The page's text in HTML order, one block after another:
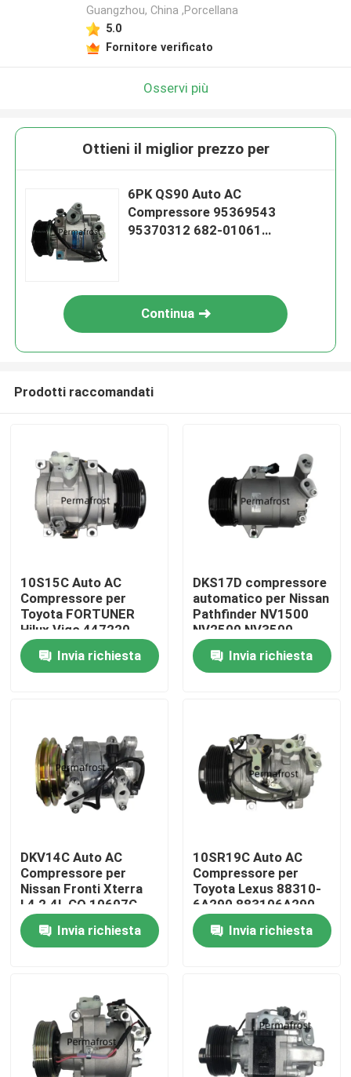
Casa
Chi siamo
Prodotti
Compressore automatico di corrente alternata
Compressore di aria condizionata
Compressore CA del veicolo
Compressore di aria condizionata per auto
Guangzhou, China ,Porcellana
5.0
Fornitore verificato
Osservi più
Ottieni il miglior prezzo per
6PK QS90 Auto AC
Compressore 95369543
95370312 682-01061
Continua
Prodotti raccomandati
10S15C Auto AC
Compressore per
Toyota FORTUNER
Hilux Vigo 447220-
4713 447190-3170
447190-3230
Invia richiesta
DKS17D compressore
automatico per Nissan
Pathfinder NV1500
NV2500 NV3500
92600-ZL90B 92600-
ZP80AInvia richiesta
DKV14C Auto AC
Compressore per
Nissan Fronti Xterra
L4 2.4L CO 10607C
926008B400 92600-
3S510Invia richiesta
10SR19C Auto AC
Compressore per
Toyota Lexus 88310-
6A290 883106A290
447260-0010
4472600010
Invia richiesta